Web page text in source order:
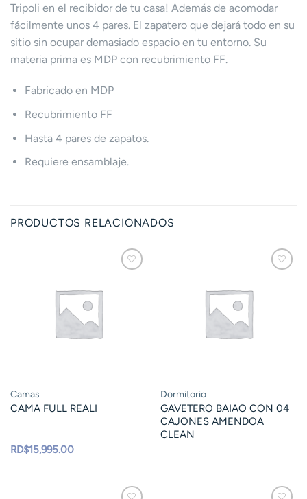
Tripoli en el recibidor de tu casa! Además de acomodar
fácilmente unos 4 pares. El zapatero que dejará todo en su
sitio sin ocupar demasiado espacio en tu entorno. Su
materia prima es MDP con recubrimiento FF.
Fabricado en MDP
Recubrimiento FF
Hasta 4 pares de zapatos.
Requiere ensamblaje.
PRODUCTOS RELACIONADOS
Camas
CAMA FULL REALI
RD$15,995.00
Dormitorio
GAVETERO BAIAO CON 04
CAJONES AMENDOA
CLEAN